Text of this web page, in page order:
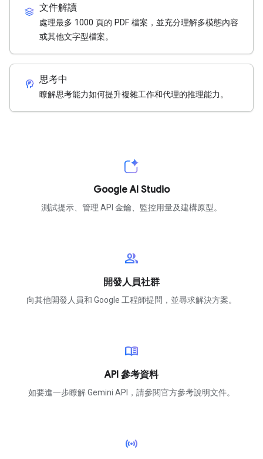
stacks 文件解讀
處理最多 1000 頁的 PDF 檔案，並充分理解多模態內容
或其他文字型檔案。
cognition_2 思考中
瞭解思考能力如何提升複雜工作和代理的推理能力。
Google AI Studio
測試提示、管理 API 金鑰、監控用量及建構原型。
group
開發人員社群
向其他開發人員和 Google 工程師提問，並尋求解決方案。
menu_book
API 參考資料
如要進一步瞭解 Gemini API，請參閱官方參考說明文件。
sensors